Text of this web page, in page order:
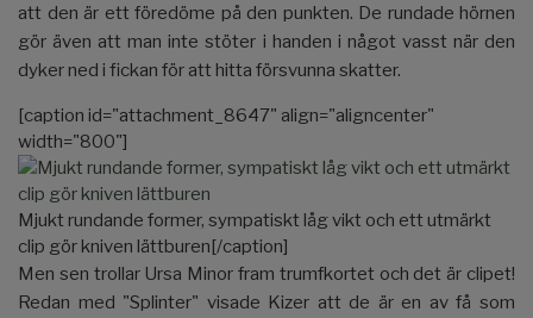
att den är ett föredöme på den punkten. De rundade hörnen
gör även att man inte stöter i handen i något vasst när den
dyker ned i fickan för att hitta försvunna skatter.
[caption id="attachment_8647" align="aligncenter"
width="800"]
Mjukt rundande former, sympatiskt låg vikt och ett utmärkt
clip gör kniven lättburen[/caption]
Men sen trollar Ursa Minor fram trumfkortet och det är clipet!
Redan med "Splinter" visade Kizer att de är en av få som